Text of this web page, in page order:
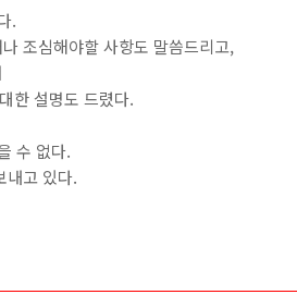
.
조심해야할 사항도 말씀드리고,
한 설명도 드렸다.
수 없다.
내고 있다.